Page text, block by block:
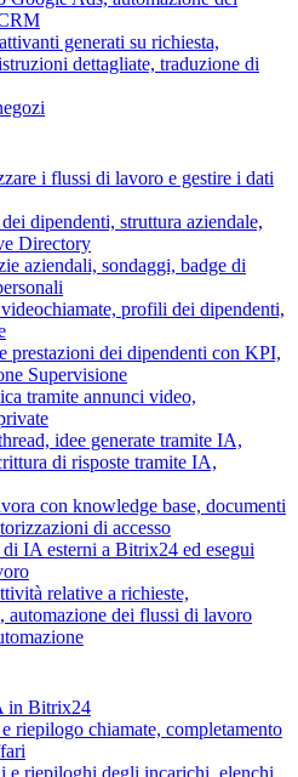
generati su richiesta,
dettagliate, traduzione di
i flussi di lavoro e gestire i dati
dipendenti, struttura aziendale,
Directory
aziendali, sondaggi, badge di
profili dei dipendenti,
prestazioni dei dipendenti con KPI,
Supervisione
tramite annunci video,
idee generate tramite IA,
di risposte tramite IA,
con knowledge base, documenti
di accesso
IA esterni a Bitrix24 ed esegui
relative a richieste,
automazione dei flussi di lavoro
in Bitrix24
riepilogo chiamate, completamento
e riepiloghi degli incarichi, elenchi